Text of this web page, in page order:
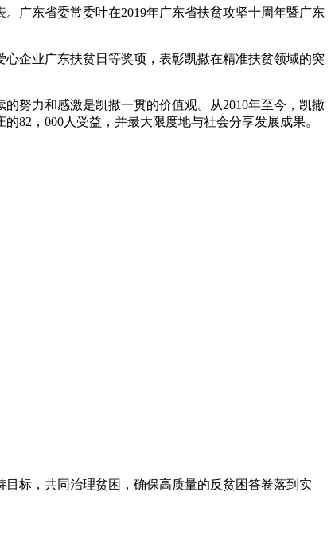
广东省委常委叶在2019年广东省扶贫攻坚十周年暨广东
企业广东扶贫日等奖项，表彰凯撒在精准扶贫领域的突
努力和感激是凯撒一贯的价值观。从2010年至今，凯撒
82，000人受益，并最大限度地与社会分享发展成果。
标，共同治理贫困，确保高质量的反贫困答卷落到实